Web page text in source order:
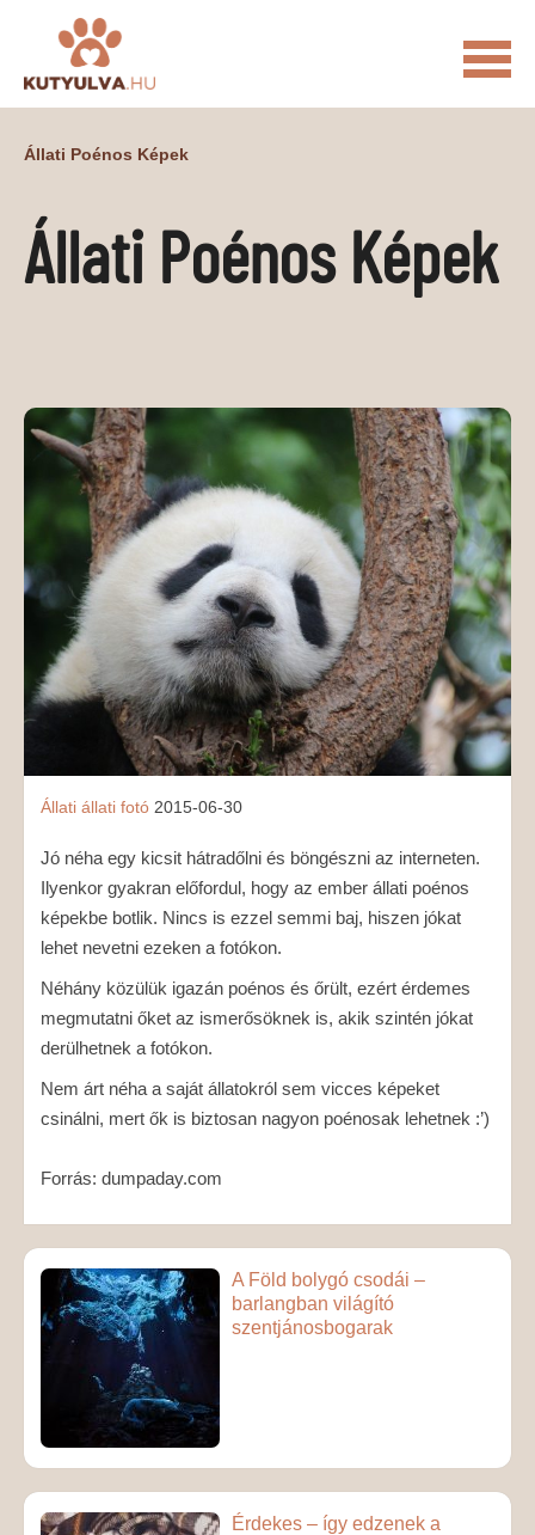
KUTYULVA – HÍREK
CUKI ÉLETKÉPEK NÖVÉNYEK
ÁLLATI SZOLGÁLTATÁSOK
PR CIKKEK
MÉDIAAJÁNLAT
KAPCSOLAT
Állati Poénos Képek
Állati Poénos Képek
Állati állati fotó 2015-06-30
Jó néha egy kicsit hátradőlni és böngészni az interneten.
Ilyenkor gyakran előfordul, hogy az ember állati poénos
képekbe botlik. Nincs is ezzel semmi baj, hiszen jókat
lehet nevetni ezeken a fotókon.
Néhány közülük igazán poénos és őrült, ezért érdemes
megmutatni őket az ismerősöknek is, akik szintén jókat
derülhetnek a fotókon.
Nem árt néha a saját állatokról sem vicces képeket
csinálni, mert ők is biztosan nagyon poénosak lehetnek :’)
Forrás: dumpaday.com
A Föld bolygó csodái –
barlangban világító
szentjánosbogarak
Érdekes – így edzenek a